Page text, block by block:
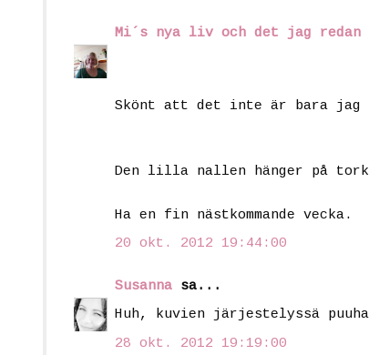
Mi´s nya liv och det jag
Skönt att det inte är bara jag
Den lilla nallen hänger på
Ha en fin nästkommande vecka.
20 okt. 2012 19:44:00
Susanna sa...
Huh, kuvien järjestelyssä
28 okt. 2012 19:19:00